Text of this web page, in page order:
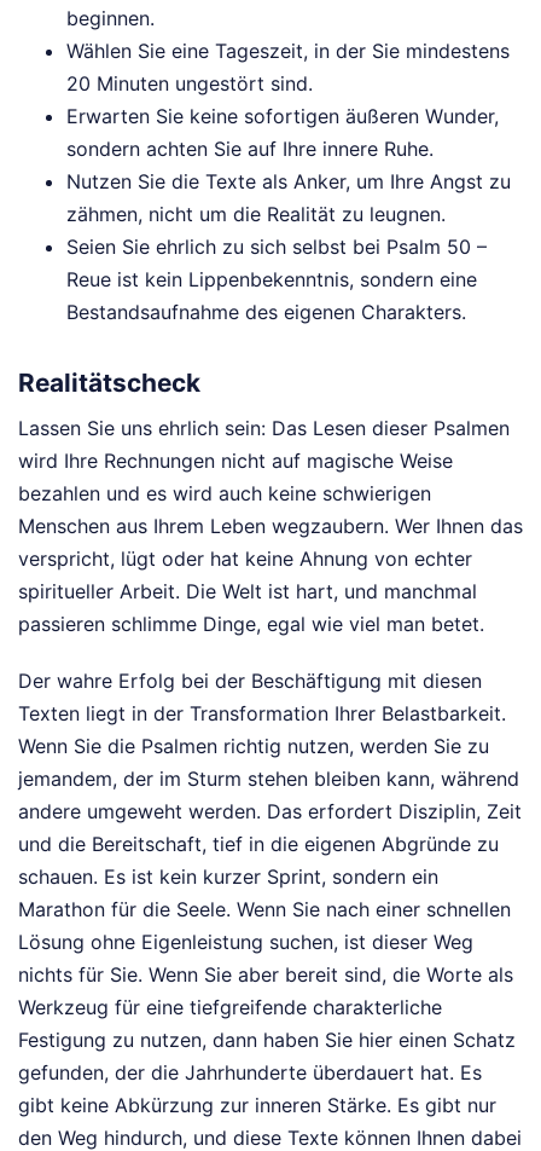
beginnen.
Wählen Sie eine Tageszeit, in der Sie mindestens
20 Minuten ungestört sind.
Erwarten Sie keine sofortigen äußeren Wunder,
sondern achten Sie auf Ihre innere Ruhe.
Nutzen Sie die Texte als Anker, um Ihre Angst zu
zähmen, nicht um die Realität zu leugnen.
Seien Sie ehrlich zu sich selbst bei Psalm 50 –
Reue ist kein Lippenbekenntnis, sondern eine
Bestandsaufnahme des eigenen Charakters.
Realitätscheck
Lassen Sie uns ehrlich sein: Das Lesen dieser Psalmen
wird Ihre Rechnungen nicht auf magische Weise
bezahlen und es wird auch keine schwierigen
Menschen aus Ihrem Leben wegzaubern. Wer Ihnen das
verspricht, lügt oder hat keine Ahnung von echter
spiritueller Arbeit. Die Welt ist hart, und manchmal
passieren schlimme Dinge, egal wie viel man betet.
Der wahre Erfolg bei der Beschäftigung mit diesen
Texten liegt in der Transformation Ihrer Belastbarkeit.
Wenn Sie die Psalmen richtig nutzen, werden Sie zu
jemandem, der im Sturm stehen bleiben kann, während
andere umgeweht werden. Das erfordert Disziplin, Zeit
und die Bereitschaft, tief in die eigenen Abgründe zu
schauen. Es ist kein kurzer Sprint, sondern ein
Marathon für die Seele. Wenn Sie nach einer schnellen
Lösung ohne Eigenleistung suchen, ist dieser Weg
nichts für Sie. Wenn Sie aber bereit sind, die Worte als
Werkzeug für eine tiefgreifende charakterliche
Festigung zu nutzen, dann haben Sie hier einen Schatz
gefunden, der die Jahrhunderte überdauert hat. Es
gibt keine Abkürzung zur inneren Stärke. Es gibt nur
den Weg hindurch, und diese Texte können Ihnen dabei